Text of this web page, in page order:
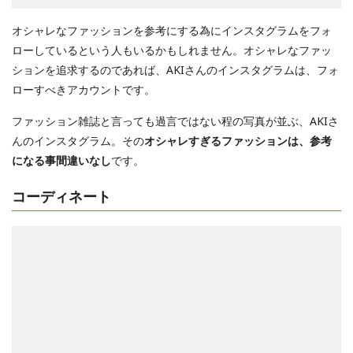
オシャレなファッションを参考にする為にインスタグラムをフォ
ローしているという人もいるかもしれません。オシャレなファッ
ションを追求するのであれば、AKIさんのインスタグラムは、フォ
ローすべきアカウントです。
ファッション雑誌と言っても過言ではない程の写真が並ぶ、AKIさ
んのインスタグラム。そのオシャレすぎるファッションは、参考
になる事間違いなしです。
コーディネート